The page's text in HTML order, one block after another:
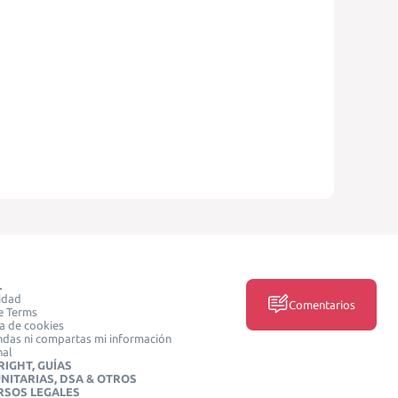
Terms
de cookies
ni compartas mi información
GUÍAS
DSA & OTROS
LEGALES
Comentarios